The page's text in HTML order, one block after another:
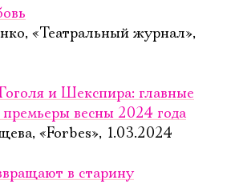
«Театральный журнал»,
и Шекспира: главные
премьеры весны 2024 года
«Forbes», 1.03.2024
в старину